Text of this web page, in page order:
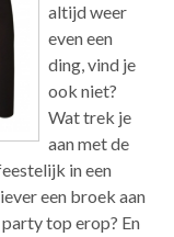
altijd weer
even een
ding, vind je
ook niet?
Wat trek je
aan met de
in een
een broek aan
top erop? En